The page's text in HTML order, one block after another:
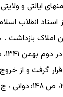
ایالتی و
املاک بازداشت